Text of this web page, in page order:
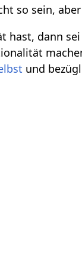
so sein,
hast, dann
und